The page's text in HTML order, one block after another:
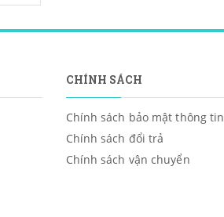
CHÍNH SÁCH
Chính sách bảo mật thông tin
Chính sách đổi trả
Chính sách vận chuyển